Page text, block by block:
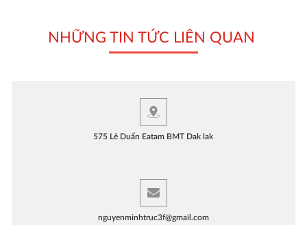
NHỮNG TIN TỨC LIÊN QUAN
575 Lê Duẩn Eatam BMT Dak lak
nguyenminhtruc3f@gmail.com